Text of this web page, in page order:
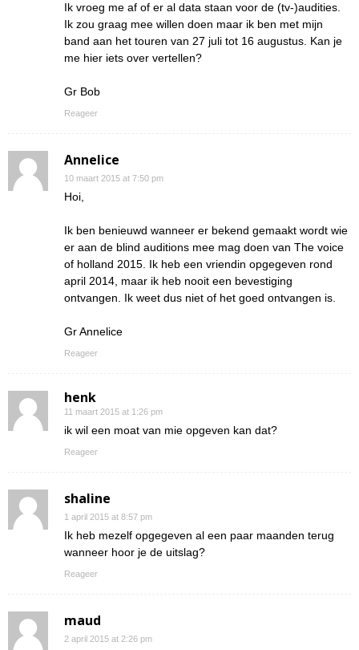
Ik vroeg me af of er al data staan voor de (tv-)audities.
Ik zou graag mee willen doen maar ik ben met mijn
band aan het touren van 27 juli tot 16 augustus. Kan je
me hier iets over vertellen?
Gr Bob
Reageer
Annelice
10 maart 2015 at 7:50 pm
Hoi,
Ik ben benieuwd wanneer er bekend gemaakt wordt wie
er aan de blind auditions mee mag doen van The voice
of holland 2015. Ik heb een vriendin opgegeven rond
april 2014, maar ik heb nooit een bevestiging
ontvangen. Ik weet dus niet of het goed ontvangen is.
Gr Annelice
Reageer
henk
11 maart 2015 at 1:26 pm
ik wil een moat van mie opgeven kan dat?
Reageer
shaline
1 april 2015 at 8:57 pm
Ik heb mezelf opgegeven al een paar maanden terug
wanneer hoor je de uitslag?
Reageer
maud
2 april 2015 at 2:26 pm